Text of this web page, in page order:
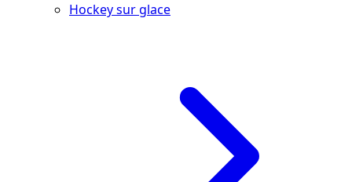
Hockey sur glace